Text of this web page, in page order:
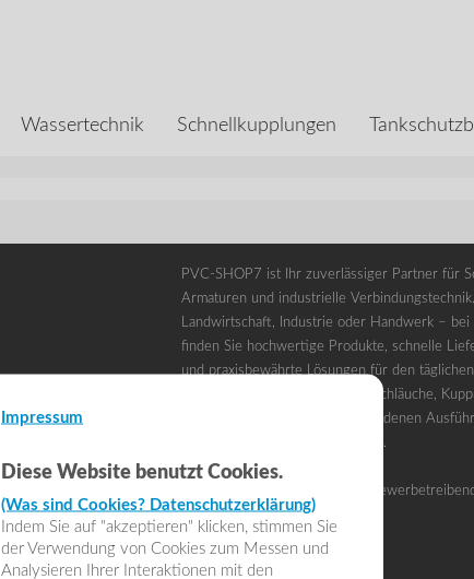
Impressum
Diese Website benutzt Cookies.
(Was sind Cookies? Datenschutzerklärung)
Indem Sie auf "akzeptieren" klicken, stimmen Sie
der Verwendung von Cookies zum Messen und
Analysieren Ihrer Interaktionen mit den
Wassertechnik Schnellkupplungen
PVC-SHOP7 ist Ihr zuverlässiger Partner für
Armaturen und industrielle
Landwirtschaft, Industrie oder Handwerk – bei
finden Sie hochwertige Produkte, schnelle
und praxisbewährte Lösungen für den
Unser Sortiment umfasst PVC-Schläuche,
Fittings und Zubehör in verschiedenen
für professionelle Anwendungen.
Alle Angebote richten sich an